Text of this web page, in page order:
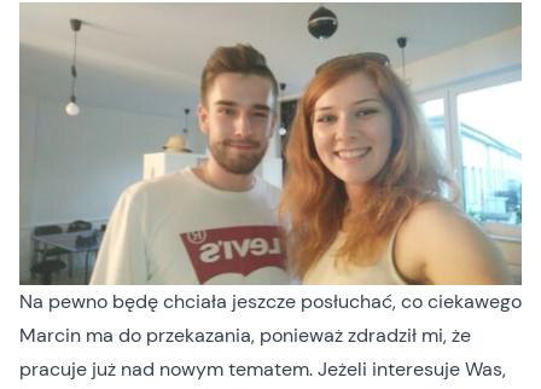
Na pewno będę chciała jeszcze posłuchać, co ciekawego
Marcin ma do przekazania, ponieważ zdradził mi, że
pracuje już nad nowym tematem. Jeżeli interesuje Was,